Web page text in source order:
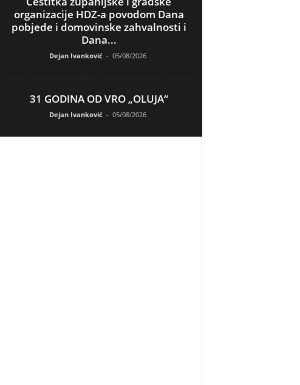
organizacije HDZ-a povodom Dana
pobjede i domovinske zahvalnosti i
Dana...
Dejan Ivanković - 05/08/2026
31 GODINA OD VRO „OLUJA“
Dejan Ivanković - 05/08/2026